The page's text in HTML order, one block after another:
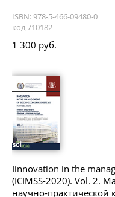
ISBN: 978-5-466-09480-0
код 710182
1 300 руб.
Iinnovation in the
(ICIMSS-2020). Vol. 2.
научно-